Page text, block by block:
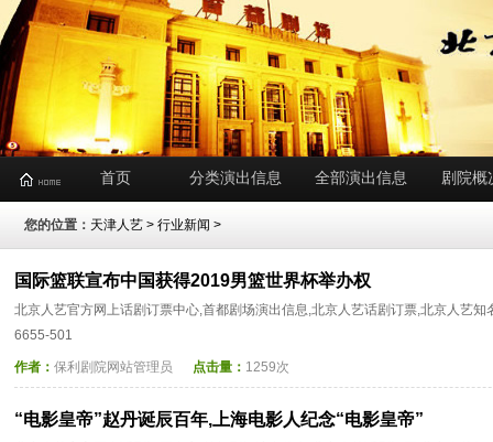
首页 分类演出信息 全部演出信息 剧院概
您的位置： 天津人艺 > 行业新闻 >
国际篮联宣布中国获得2019男篮世界杯举办权
北京人艺官方网上话剧订票中心,首都剧场演出信息,北京人艺话剧订票,北京人艺
6655-501
作者： 保利剧院网站管理员 点击量： 1259次
“电影皇帝”赵丹诞辰百年,上海电影人纪念“电影皇帝”